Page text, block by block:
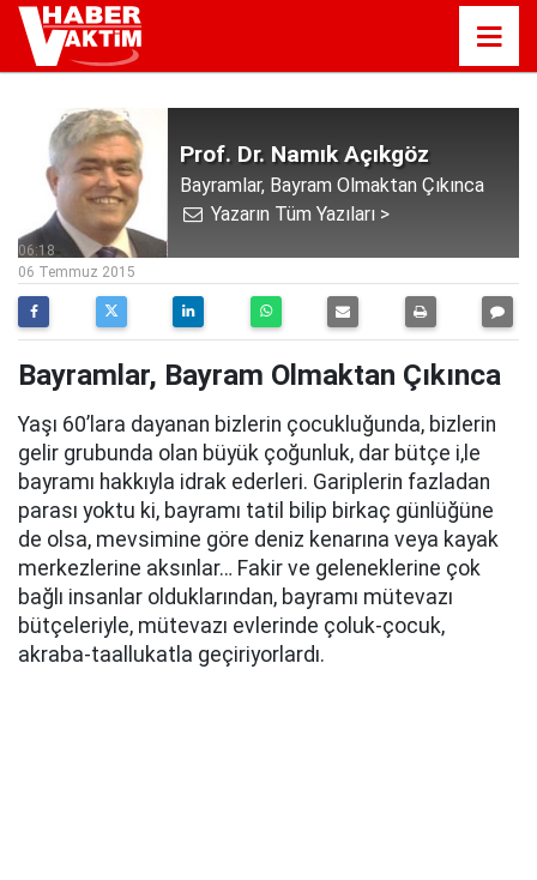
Prof. Dr. Namık Açıkgöz
Bayramlar, Bayram Olmaktan Çıkınca
Yazarın Tüm Yazıları >
06:18
06 Temmuz 2015
Bayramlar, Bayram Olmaktan Çıkınca
Yaşı 60’lara dayanan bizlerin çocukluğunda, bizlerin
gelir grubunda olan büyük çoğunluk, dar bütçe i,le
bayramı hakkıyla idrak ederleri. Gariplerin fazladan
parası yoktu ki, bayramı tatil bilip birkaç günlüğüne
de olsa, mevsimine göre deniz kenarına veya kayak
merkezlerine aksınlar… Fakir ve geleneklerine çok
bağlı insanlar olduklarından, bayramı mütevazı
bütçeleriyle, mütevazı evlerinde çoluk-çocuk,
akraba-taallukatla geçiriyorlardı.